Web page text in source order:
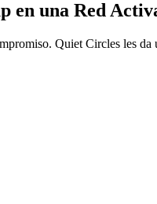
en una Red
Quiet Circles les